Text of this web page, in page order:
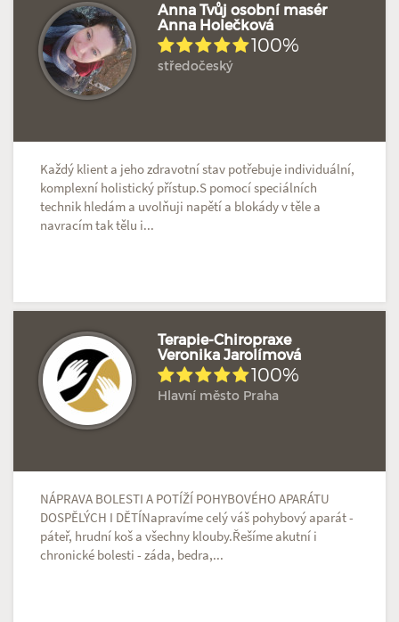
Anna Tvůj osobní masér
Anna Holečková
100%
středočeský
Každý klient a jeho zdravotní stav potřebuje individuální,
komplexní holistický přístup.S pomocí speciálních
technik hledám a uvolňuji napětí a blokády v těle a
navracím tak tělu i...
Terapie-Chiropraxe
Veronika Jarolímová
100%
Hlavní město Praha
NÁPRAVA BOLESTI A POTÍŽÍ POHYBOVÉHO APARÁTU
DOSPĚLÝCH I DĚTÍNapravíme celý váš pohybový aparát -
páteř, hrudní koš a všechny klouby.Řešíme akutní i
chronické bolesti - záda, bedra,...
Doposud žádné hodnocení Profil terapeuta
Doposud žádné hodnocení Profil terapeuta